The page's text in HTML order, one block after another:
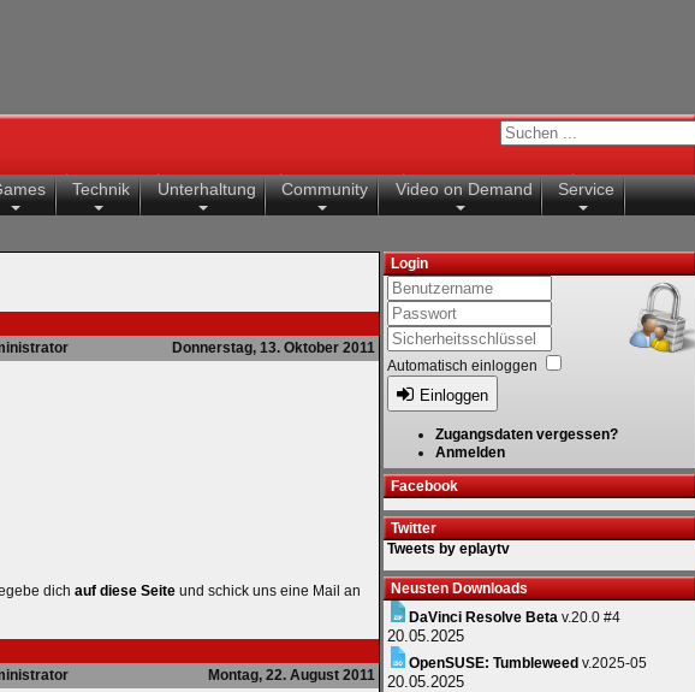
Technik Unterhaltung Community Video on Demand Service
Donnerstag, 13. Oktober 2011
dich auf diese Seite und schick uns eine Mail an
Montag, 22. August 2011
Login
Automatisch einloggen
Einloggen
Zugangsdaten vergessen?
Anmelden
Facebook
Twitter
Tweets by eplaytv
Neusten Downloads
DaVinci Resolve Beta v.20.0 #4
20.05.2025
OpenSUSE: Tumbleweed v.2025-05
20.05.2025